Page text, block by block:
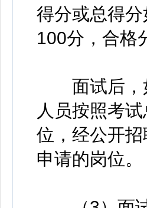
得分或总得
100分，合格
面试后，如
人员按照考
位，经公开
申请的岗位。